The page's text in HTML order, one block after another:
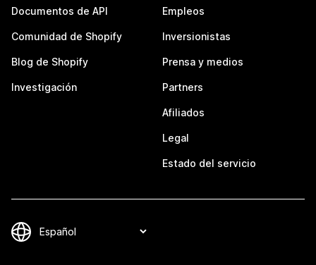
Documentos de API
Comunidad de Shopify
Blog de Shopify
Investigación
Empleos
Inversionistas
Prensa y medios
Partners
Afiliados
Legal
Estado del servicio